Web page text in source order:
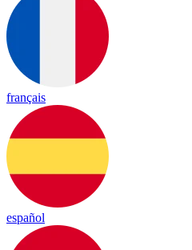
français
español